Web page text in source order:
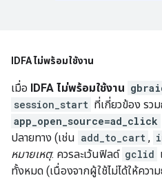
IDFAไม่พร้อมใช้งาน
เมื่อ IDFA ไม่พร้อมใช้งาน
session_start ที่เกี่ยวข้อง รว
app_open_source=ad_click
ปลายทาง (เช่น add_to_cart ,
หมายเหตุ: ควรละเว้นฟิลด์ gclid
ทั้งหมด (เนื่องจากผู้ใช้ไม่ได้ให้ควา